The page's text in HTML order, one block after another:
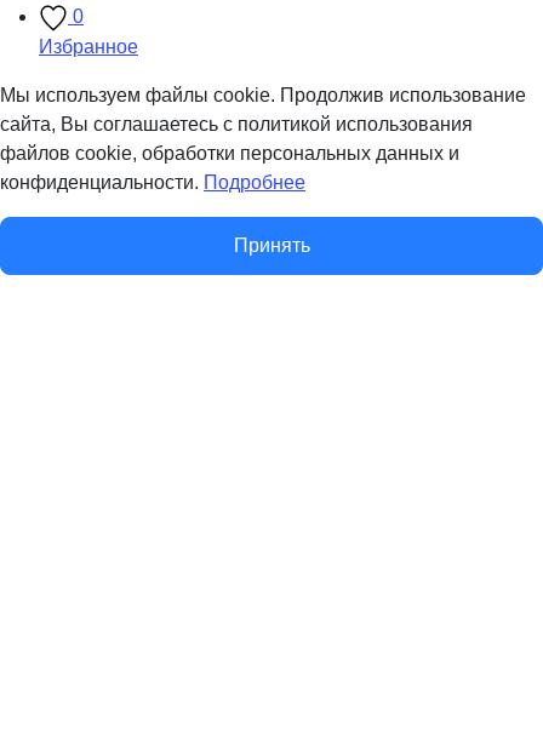
0
Избранное
Мы используем файлы cookie. Продолжив использование
сайта, Вы соглашаетесь с политикой использования
файлов cookie, обработки персональных данных и
конфиденциальности. Подробнее
Принять